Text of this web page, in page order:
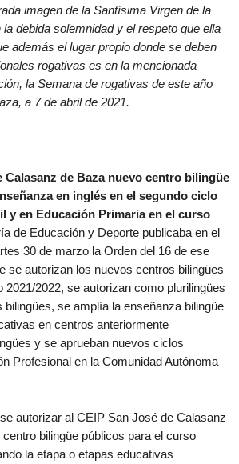
imagen de la Santísima Virgen de la
debida solemnidad y el respeto que ella
además el lugar propio donde se deben
rogativas es en la mencionada
la Semana de rogativas de este año
a 7 de abril de 2021.
Calasanz de Baza nuevo centro bilingüe
en inglés en el segundo ciclo
y en Educación Primaria en el curso
de Educación y Deporte publicaba en el
30 de marzo la Orden del 16 de ese
se autorizan los nuevos centros bilingües
2021/2022, se autorizan como plurilingües
se amplía la enseñanza bilingüe
en centros anteriormente
y se aprueban nuevos ciclos
Profesional en la Comunidad Autónoma
autorizar al CEIP San José de Calasanz
bilingüe públicos para el curso
la etapa o etapas educativas